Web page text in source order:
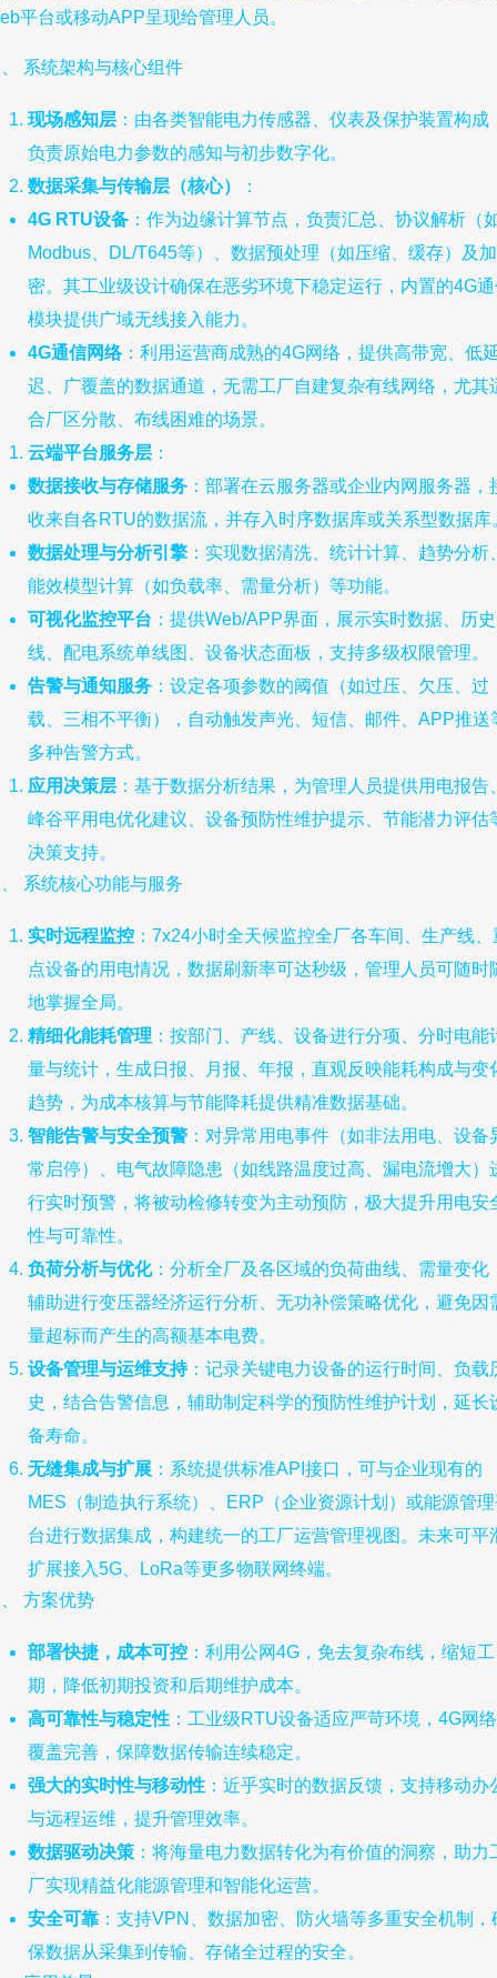
平台或移动APP呈现给管理人员。
系统架构与核心组件
现场感知层 ：由各类智能电力传感器、仪表及保护装置构成
负责原始电力参数的感知与初步数字化。
数据采集与传输层（核心）
：
4G RTU设备 ：作为边缘计算节点，负责汇总、协议解析（
Modbus、DL/T645等）、数据预处理（如压缩、缓存）及加
密。其工业级设计确保在恶劣环境下稳定运行，内置的4G
模块提供广域无线接入能力。
4G通信网络：利用运营商成熟的4G网络，提供高带宽、低
迟、广覆盖的数据通道，无需工厂自建复杂有线网络，尤其
合厂区分散、布线困难的场景。
云端平台服务层 ：
数据接收与存储服务 ：部署在云服务器或企业内网服务器，
收来自各RTU的数据流，并存入时序数据库或关系型数据库
数据处理与分析引擎 ：实现数据清洗、统计计算、趋势分析
能效模型计算（如负载率、需量分析）等功能。
可视化监控平台 ：提供Web/APP界面，展示实时数据、历
线、配电系统单线图、设备状态面板，支持多级权限管理。
告警与通知服务 ：设定各项参数的阈值（如过压、欠压、过
载、三相不平衡），自动触发声光、短信、邮件、APP推送
多种告警方式。
应用决策层 ：基于数据分析结果，为管理人员提供用电报告
峰谷平用电优化建议、设备预防性维护提示、节能潜力评估
决策支持。
系统核心功能与服务
实时远程监控 ：7x24小时全天候监控全厂各车间、生产线、
点设备的用电情况，数据刷新率可达秒级，管理人员可随时
地掌握全局。
精细化能耗管理 ：按部门、产线、设备进行分项、分时电能
量与统计，生成日报、月报、年报，直观反映能耗构成与变
趋势，为成本核算与节能降耗提供精准数据基础。
智能告警与安全预警 ：对异常用电事件（如非法用电、设备
常启停）、电气故障隐患（如线路温度过高、漏电流增大）
行实时预警，将被动检修转变为主动预防，极大提升用电安
性与可靠性。
负荷分析与优化：分析全厂及各区域的负荷曲线、需量变化
辅助进行变压器经济运行分析、无功补偿策略优化，避免因
量超标而产生的高额基本电费。
设备管理与运维支持：记录关键电力设备的运行时间、负载
史，结合告警信息，辅助制定科学的预防性维护计划，延长
备寿命。
无缝集成与扩展 ：系统提供标准API接口，可与企业现有的
MES（制造执行系统）、ERP（企业资源计划）或能源管
台进行数据集成，构建统一的工厂运营管理视图。未来可平
扩展接入5G、LoRa等更多物联网终端。
方案优势
部署快捷，成本可控 ：利用公网4G，免去复杂布线，缩短工
期，降低初期投资和后期维护成本。
高可靠性与稳定性 ：工业级RTU设备适应严苛环境，4G网络
覆盖完善，保障数据传输连续稳定。
强大的实时性与移动性 ：近乎实时的数据反馈，支持移动办
与远程运维，提升管理效率。
数据驱动决策 ：将海量电力数据转化为有价值的洞察，助力
厂实现精益化能源管理和智能化运营。
安全可靠 ：支持VPN、数据加密、防火墙等多重安全机制，
保数据从采集到传输、存储全过程的安全。